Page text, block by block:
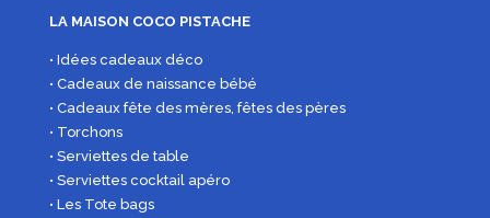
LA MAISON COCO PISTACHE
• Idées cadeaux déco
• Cadeaux de naissance bébé
• Cadeaux fête des mères, fêtes des pères
• Torchons
• Serviettes de table
• Serviettes cocktail apéro
• Les Tote bags